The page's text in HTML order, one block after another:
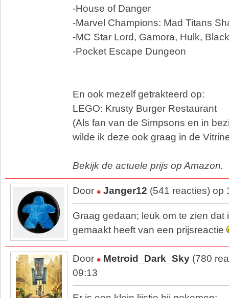
-House of Danger
-Marvel Champions: Mad Titans
-MC Star Lord, Gamora, Hulk,
-Pocket Escape Dungeon
En ook mezelf getrakteerd op:
LEGO: Krusty Burger Restaurant
(Als fan van de Simpsons en in
wilde ik deze ook graag in de
Bekijk de actuele prijs op Amazon.
Door Janger12 (541 reacties) op
Graag gedaan; leuk om te zien dat
gemaakt heeft van een prijsreactie
Door Metroid_Dark_Sky (780
09:13